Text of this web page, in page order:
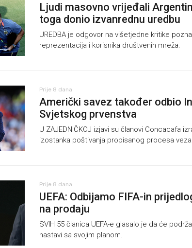
Ljudi masovno vrijeđali
toga donio izvanrednu uredbu
UREDBA je odgovor na višetjedne kritike
reprezentacija i korisnika društvenih mreža.
Prije 8 dana
Američki savez također odbio
Svjetskog prvenstva
U ZAJEDNIČKOJ izjavi su članovi Concacafa
izostanka poštivanja propisanog procesa
Prije 8 dana
UEFA: Odbijamo FIFA-in
na prodaju
SVIH 55 članica UEFA-e glasalo je da će
nastavi sa svojim planom.